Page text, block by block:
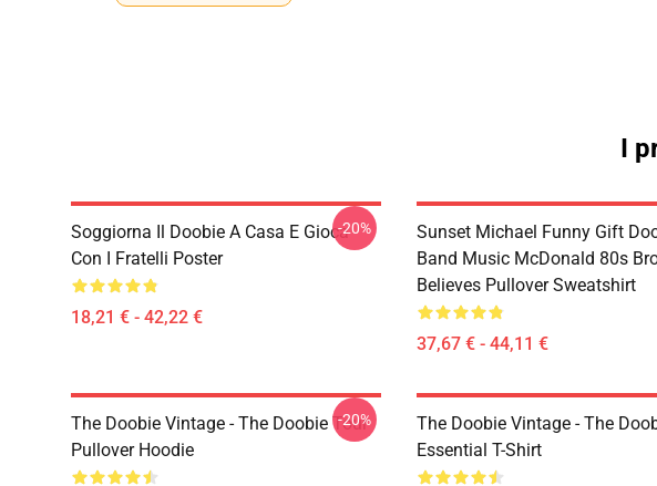
I
Soggiorna Il Doobie A Casa E Gioca
Con I Fratelli Poster
18,21 € - 42,22 €
-20%
Sunset Michael Funny Gift
Band Music McDonald 80s
Believes Pullover Sweatshirt
37,67 € - 44,11 €
The Doobie Vintage - The Doobie Tour
Pullover Hoodie
-20%
The Doobie Vintage - The
Essential T-Shirt